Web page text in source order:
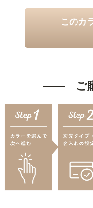
このカ
ご